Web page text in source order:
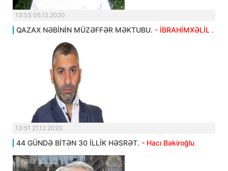
13:53 05.12.2020
QAZAX NƏBİNİN MÜZƏFFƏR MƏKTUBU. - İBRAHİMXƏLİL .
13:51 21.12.2020
44 GÜNDƏ BİTƏN 30 İLLİK HƏSRƏT. - Hacı Bəkiroğlu